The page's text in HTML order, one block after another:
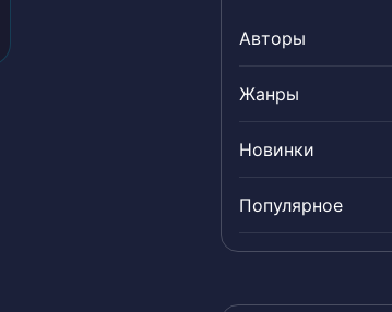
Авторы
Жанры
Новинки
Популярное